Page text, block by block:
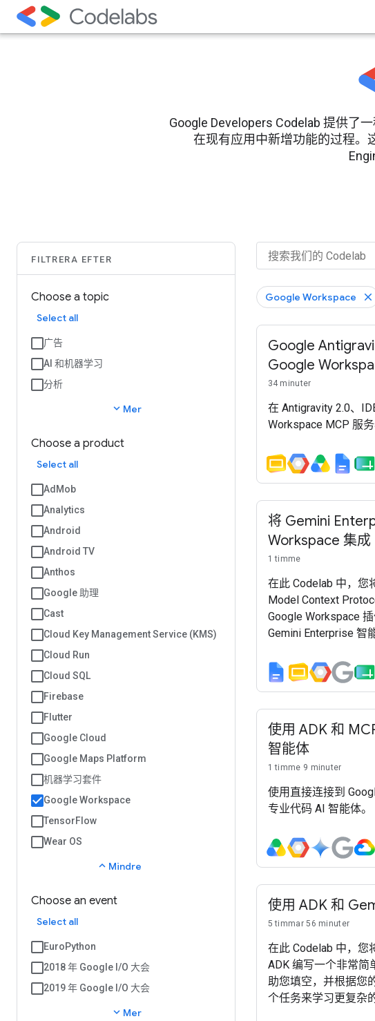
Google Developers Codelab 提供了
在现有应用中新增功能的过程。
FILTRERA EFTER
Choose a topic
Select all
广告
AI 和机器学习
分析
expand_more Mer
Choose a product
Select all
AdMob
Analytics
Android
Android TV
Anthos
Google 助理
Cast
Cloud Key Management Service (KMS)
Cloud Run
Cloud SQL
Firebase
Flutter
Google Cloud
Google Maps Platform
机器学习套件
Google Workspace
TensorFlow
Wear OS
expand_less Mindre
Choose an event
Select all
EuroPython
2018 年 Google I/O 大会
2019 年 Google I/O 大会
expand_more Mer
Google Workspace
Google
Google
34 minuter
在 Antigravity 2.0、
Workspace MCP 服务
将 Gemini
Workspace 集成
1 timme
在此 Codelab 中，您
Model Context
Google Workspace
Gemini Enterprise 智
智能体开发套件
使用 ADK 和
智能体
1 timme 9 minuter
使用直接连接到
专业代码 AI 智能体。
使用 ADK 和
5 timmar 56 minuter
在此 Codelab 中，您
ADK 编写一个非常简
助您填空，并根据您
个任务来学习更复杂